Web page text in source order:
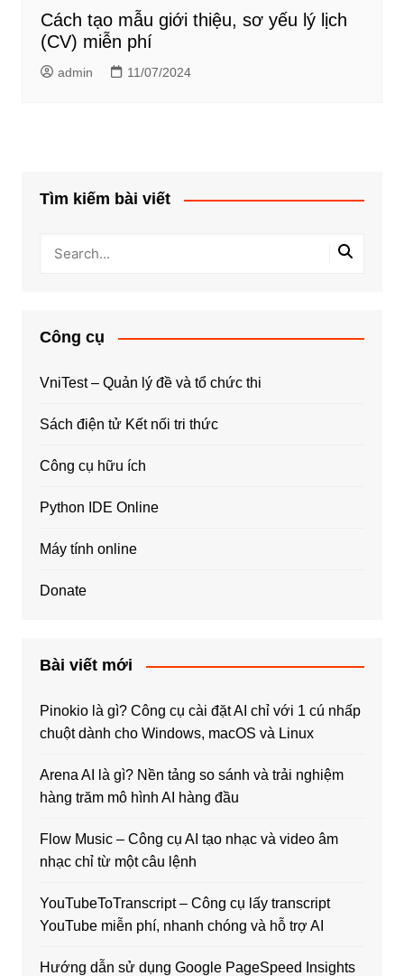
Cách tạo mẫu giới thiệu, sơ yếu lý lịch
(CV) miễn phí
admin 11/07/2024
Tìm kiếm bài viết
Công cụ
VniTest – Quản lý đề và tổ chức thi
Sách điện tử Kết nối tri thức
Công cụ hữu ích
Python IDE Online
Máy tính online
Donate
Bài viết mới
Pinokio là gì? Công cụ cài đặt AI chỉ với 1 cú nhấp
chuột dành cho Windows, macOS và Linux
Arena AI là gì? Nền tảng so sánh và trải nghiệm
hàng trăm mô hình AI hàng đầu
Flow Music – Công cụ AI tạo nhạc và video âm
nhạc chỉ từ một câu lệnh
YouTubeToTranscript – Công cụ lấy transcript
YouTube miễn phí, nhanh chóng và hỗ trợ AI
Hướng dẫn sử dụng Google PageSpeed Insights